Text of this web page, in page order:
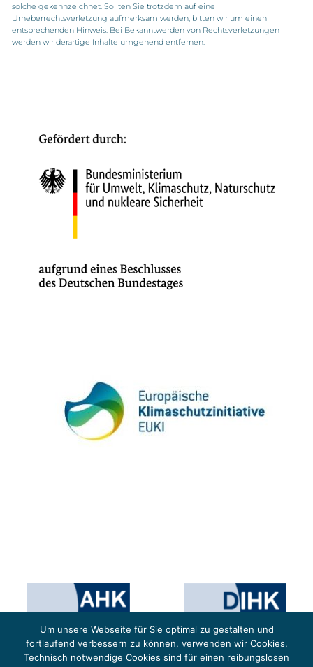
solche gekennzeichnet. Sollten Sie trotzdem auf eine
Urheberrechtsverletzung aufmerksam werden, bitten wir um einen
entsprechenden Hinweis. Bei Bekanntwerden von Rechtsverletzungen
werden wir derartige Inhalte umgehend entfernen.
Um unsere Webseite für Sie optimal zu gestalten und
fortlaufend verbessern zu können, verwenden wir Cookies.
Technisch notwendige Cookies sind für einen reibungslosen